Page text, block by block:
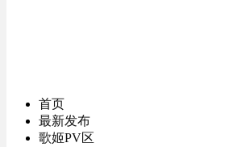
首页
最新发布
歌姬PV区